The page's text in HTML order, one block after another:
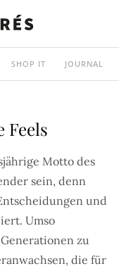
SHOP IT JOURNAL
Feels
Motto des
sein, denn
und
Umso
zu
die für